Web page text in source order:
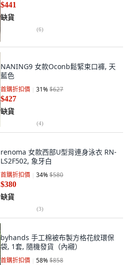
$441
缺貨
(6)
NANING9 女款Oconb鬆緊束口褲, 天
藍色
首購折扣價 31%$627
$427
缺貨
(4)
renoma 女款西部U型背連身泳衣 RN-
LS2F502, 象牙白
首購折扣價 34%$580
$380
缺貨
(3)
byhands 手工棉被布製方格花紋環保
袋, 1套, 隨機發貨（內襯）
首購折扣價 58%$858